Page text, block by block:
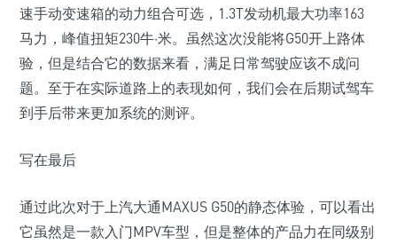
速手动变速箱的动力组合可选，1.3T发动机最大功率163
马力，峰值扭矩230牛·米。虽然这次没能将G50开上路体
验，但是结合它的数据来看，满足日常驾驶应该不成问
题。至于在实际道路上的表现如何，我们会在后期试驾车
到手后带来更加系统的测评。
写在最后
通过此次对于上汽大通MAXUS G50的静态体验，可以看出
它虽然是一款入门MPV车型，但是整体的产品力在同级别